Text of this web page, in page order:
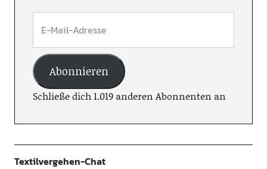
Abonnieren
Schließe dich 1.019 anderen Abonnenten an
Textilvergehen-Chat